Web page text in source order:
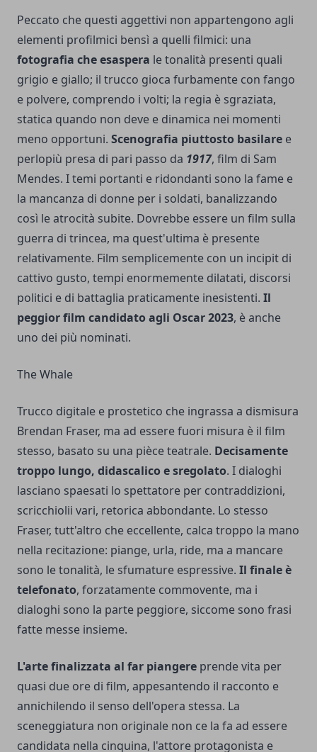
Peccato che questi aggettivi non appartengono agli
elementi profilmici bensì a quelli filmici: una
fotografia che esaspera le tonalità presenti quali
grigio e giallo; il trucco gioca furbamente con fango
e polvere, comprendo i volti; la regia è sgraziata,
statica quando non deve e dinamica nei momenti
meno opportuni. Scenografia piuttosto basilare e
perlopiù presa di pari passo da 1917, film di Sam
Mendes. I temi portanti e ridondanti sono la fame e
la mancanza di donne per i soldati, banalizzando
così le atrocità subite. Dovrebbe essere un film sulla
guerra di trincea, ma quest'ultima è presente
relativamente. Film semplicemente con un incipit di
cattivo gusto, tempi enormemente dilatati, discorsi
politici e di battaglia praticamente inesistenti. Il
peggior film candidato agli Oscar 2023, è anche
uno dei più nominati.
The Whale
Trucco digitale e prostetico che ingrassa a dismisura
Brendan Fraser, ma ad essere fuori misura è il film
stesso, basato su una pièce teatrale. Decisamente
troppo lungo, didascalico e sregolato. I dialoghi
lasciano spaesati lo spettatore per contraddizioni,
scricchiolii vari, retorica abbondante. Lo stesso
Fraser, tutt'altro che eccellente, calca troppo la mano
nella recitazione: piange, urla, ride, ma a mancare
sono le tonalità, le sfumature espressive. Il finale è
telefonato, forzatamente commovente, ma i
dialoghi sono la parte peggiore, siccome sono frasi
fatte messe insieme.
L'arte finalizzata al far piangere prende vita per
quasi due ore di film, appesantendo il racconto e
annichilendo il senso dell'opera stessa. La
sceneggiatura non originale non ce la fa ad essere
candidata nella cinquina, l'attore protagonista e